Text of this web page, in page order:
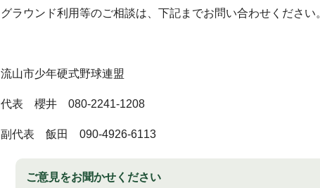
グラウンド利用等のご相談は、下記までお問い合わせください
流山市少年硬式野球連盟
代表 櫻井 080-2241-1208
副代表 飯田 090-4926-6113
ご意見をお聞かせください